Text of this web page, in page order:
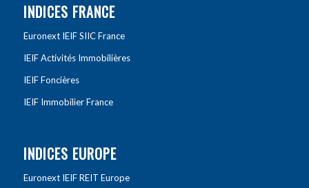
INDICES FRANCE
Euronext IEIF SIIC France
IEIF Activités Immobilières
IEIF Foncières
IEIF Immobilier France
INDICES EUROPE
Euronext IEIF REIT Europe